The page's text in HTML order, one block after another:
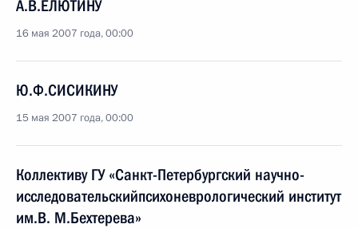
А.В.ЕЛЮТИНУ
16 мая 2007 года, 00:00
Ю.Ф.СИСИКИНУ
15 мая 2007 года, 00:00
Коллективу ГУ «Санкт-Петербургский научно-
исследовательскийпсихоневрологический институт
им.В. М.Бехтерева»